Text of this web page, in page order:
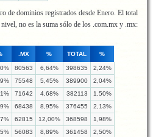
de dominios registrados desde Enero. El total
no es la suma sólo de los .com.mx y .mx:
.MX % TOTAL %
80563 6,64% 398635
2,24%
75548 5,45% 389900
2,04%
71642 4,68% 382113
1,50%
68438 8,95% 376455
2,13%
62815 12,00% 368598
1,98%
56083 8,89% 361458
2,50%